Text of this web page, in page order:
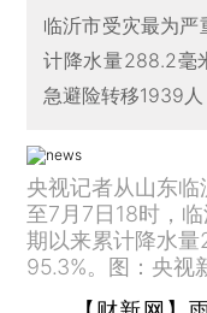
临沂市受灾最为
计降水量288.2毫
急避险转移1939人
央视记者从山东
至7月7日18时，
期以来累计降水
95.3%。图：央视